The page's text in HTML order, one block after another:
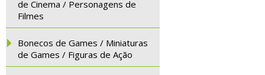
de Cinema / Personagens de
Filmes
Bonecos de Games / Miniaturas
de Games / Figuras de Ação